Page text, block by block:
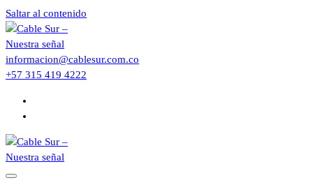
Saltar al contenido
informacion@cablesur.com.co
+57 315 419 4222